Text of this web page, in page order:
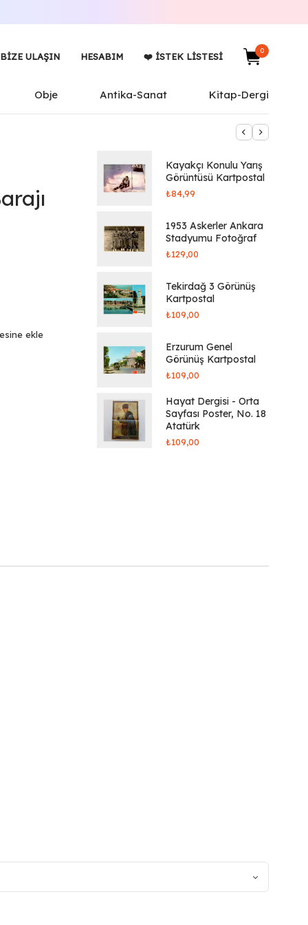
BIZE ULAŞIN HESABIM ❤️ İSTEK LISTESI
0
Obje Antika-Sanat Kitap-Dergi
ekle
Kayakçı Konulu Yarış
Görüntüsü Kartpostal
₺84,99
1953 Askerler Ankara
Stadyumu Fotoğraf
₺129,00
Tekirdağ 3 Görünüş
Kartpostal
₺109,00
Erzurum Genel
Görünüş Kartpostal
₺109,00
Hayat Dergisi - Orta
Sayfası Poster, No. 18
Atatürk
₺109,00